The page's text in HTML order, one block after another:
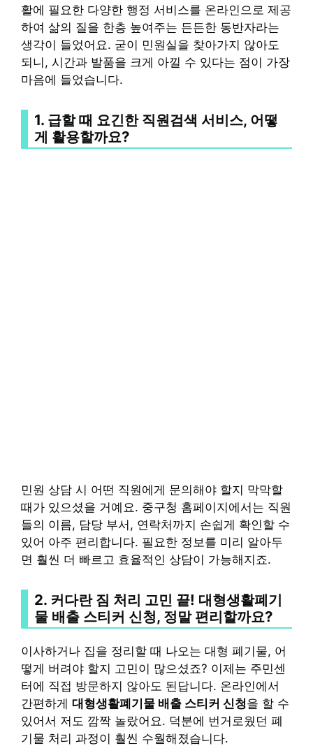
활에 필요한 다양한 행정 서비스를 온라인으로 제공
하여 삶의 질을 한층 높여주는 든든한 동반자라는
생각이 들었어요. 굳이 민원실을 찾아가지 않아도
되니, 시간과 발품을 크게 아낄 수 있다는 점이 가장
마음에 들었습니다.
1. 급할 때 요긴한 직원검색 서비스, 어떻
게 활용할까요?
민원 상담 시 어떤 직원에게 문의해야 할지 막막할
때가 있으셨을 거예요. 중구청 홈페이지에서는 직원
들의 이름, 담당 부서, 연락처까지 손쉽게 확인할 수
있어 아주 편리합니다. 필요한 정보를 미리 알아두
면 훨씬 더 빠르고 효율적인 상담이 가능해지죠.
2. 커다란 짐 처리 고민 끝! 대형생활폐기
물 배출 스티커 신청, 정말 편리할까요?
이사하거나 집을 정리할 때 나오는 대형 폐기물, 어
떻게 버려야 할지 고민이 많으셨죠? 이제는 주민센
터에 직접 방문하지 않아도 된답니다. 온라인에서
간편하게 대형생활폐기물 배출 스티커 신청을 할 수
있어서 저도 깜짝 놀랐어요. 덕분에 번거로웠던 폐
기물 처리 과정이 훨씬 수월해졌습니다.